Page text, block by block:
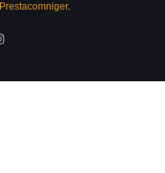
Prestacomniger.